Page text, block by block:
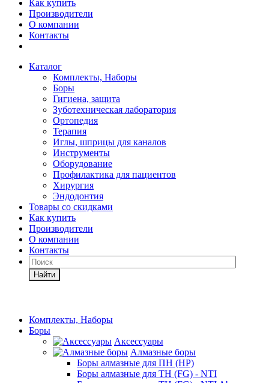
Как купить
Производители
О компании
Контакты
Каталог
Комплекты, Наборы
Боры
Гигиена, защита
Зуботехническая лаборатория
Ортопедия
Терапия
Иглы, шприцы для каналов
Инструменты
Оборудование
Профилактика для пациентов
Хирургия
Эндодонтия
Товары со скидками
Как купить
Производители
О компании
Контакты
Найти
Комплекты, Наборы
Боры
Аксессуары
Алмазные боры
Боры алмазные для ПН (HP)
Боры алмазные для ТН (FG) - NTI